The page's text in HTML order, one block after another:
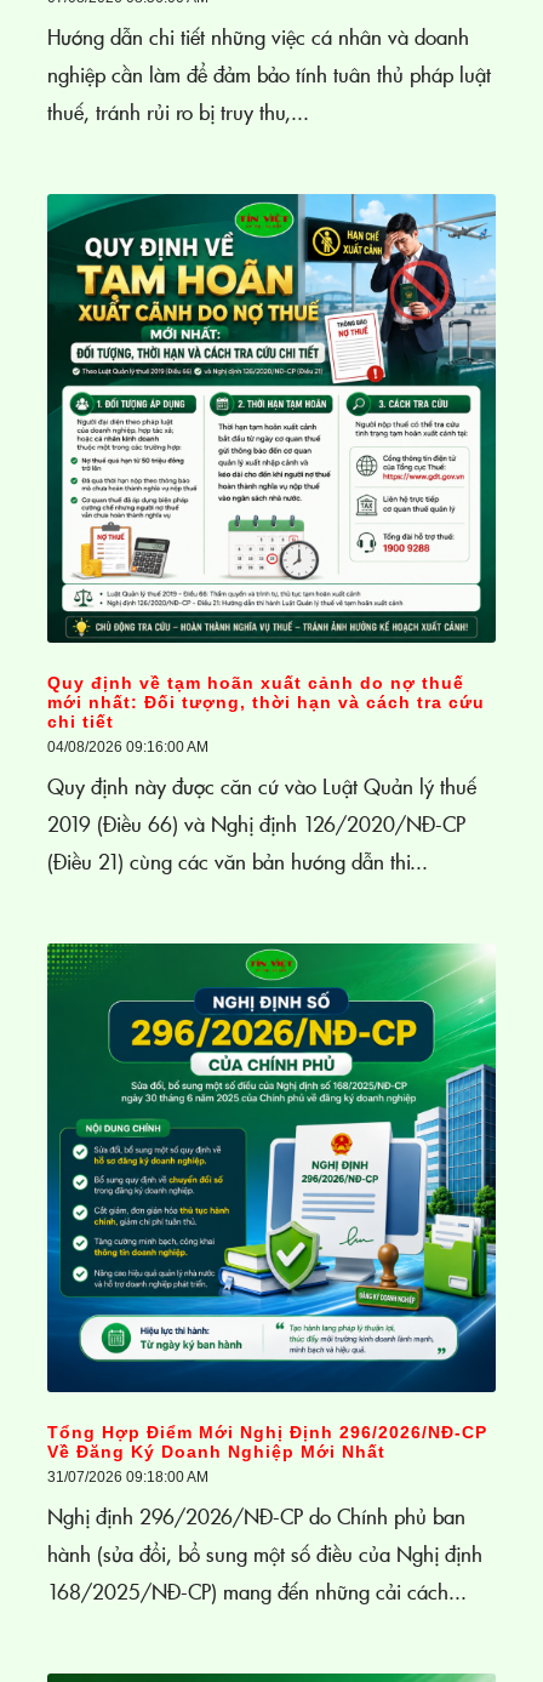
Hướng dẫn chi tiết những việc cá nhân và doanh
nghiệp cần làm để đảm bảo tính tuân thủ pháp luật
thuế, tránh rủi ro bị truy thu,...
Quy định về tạm hoãn xuất cảnh do nợ thuế
mới nhất: Đối tượng, thời hạn và cách tra cứu
chi tiết
04/08/2026 09:16:00 AM
Quy định này được căn cứ vào Luật Quản lý thuế
2019 (Điều 66) và Nghị định 126/2020/NĐ-CP
(Điều 21) cùng các văn bản hướng dẫn thi...
Tổng Hợp Điểm Mới Nghị Định 296/2026/NĐ-CP
Về Đăng Ký Doanh Nghiệp Mới Nhất
31/07/2026 09:18:00 AM
Nghị định 296/2026/NĐ-CP do Chính phủ ban
hành (sửa đổi, bổ sung một số điều của Nghị định
168/2025/NĐ-CP) mang đến những cải cách...